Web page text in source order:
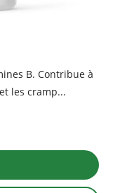
B. Contribue à
les cramp...